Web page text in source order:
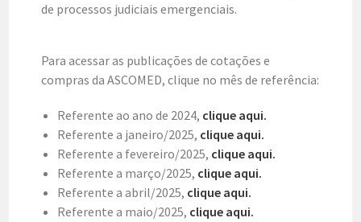
de processos judiciais emergenciais.
Para acessar as publicações de cotações e
compras da ASCOMED, clique no mês de referência:
Referente ao ano de 2024, clique aqui.
Referente a janeiro/2025, clique aqui.
Referente a fevereiro/2025, clique aqui.
Referente a março/2025, clique aqui.
Referente a abril/2025, clique aqui.
Referente a maio/2025, clique aqui.